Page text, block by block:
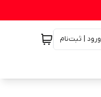
ورود | ثبت‌نام